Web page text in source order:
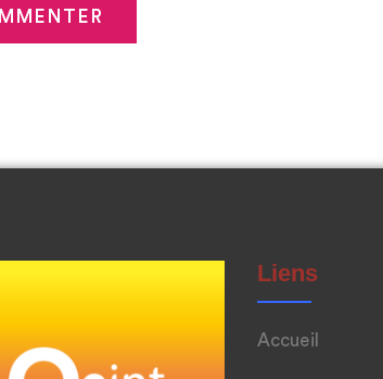
Liens
Accueil